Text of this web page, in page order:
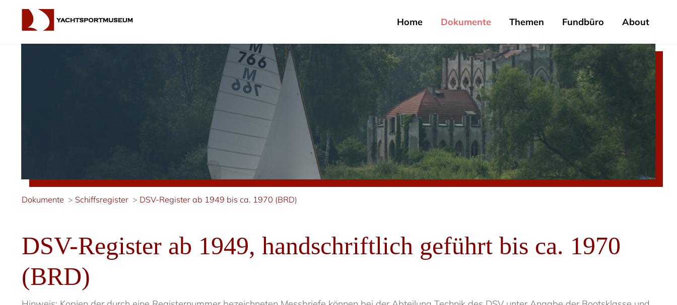
Home Dokumente Themen Fundbüro About
Dokumente Schiffsregister DSV-Register ab 1949 bis ca. 1970 (BRD)
DSV-Register ab 1949, handschriftlich geführt bis ca. 1970
(BRD)